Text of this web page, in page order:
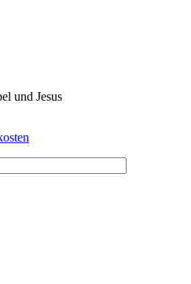
und Jesus